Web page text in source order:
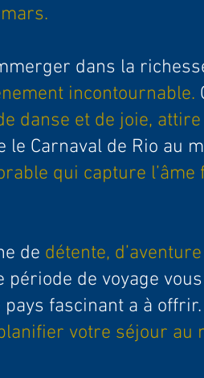
dans la
incontournable.
danse et de joie,
le Carnaval de Rio au
qui capture
de détente,
période de voyage
fascinant a à offrir.
votre séjour au